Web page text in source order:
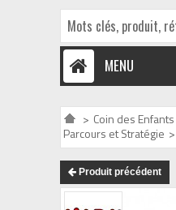
MENU
> Coin des Enfants
Parcours et Stratégie >
Produit précédent